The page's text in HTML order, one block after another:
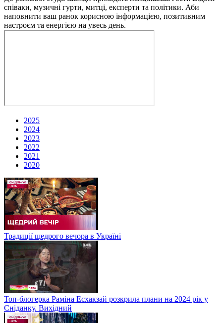
співаки, музичні гурти, митці, експерти та політики. Аби
наповнити ваш ранок корисною інформацією, позитивним
настроєм та енергією на увесь день.
2025
2024
2023
2022
2021
2020
Традиції щедрого вечора в Україні
Топ-блогерка Раміна Есхакзай розкрила плани на 2024 рік у
Сніданку. Вихідний